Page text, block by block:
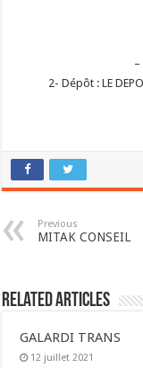
–
2- Dépôt : LE
Previous
MITAK CONSEIL
Related Articles
GALARDI TRANS
12 juillet 2021